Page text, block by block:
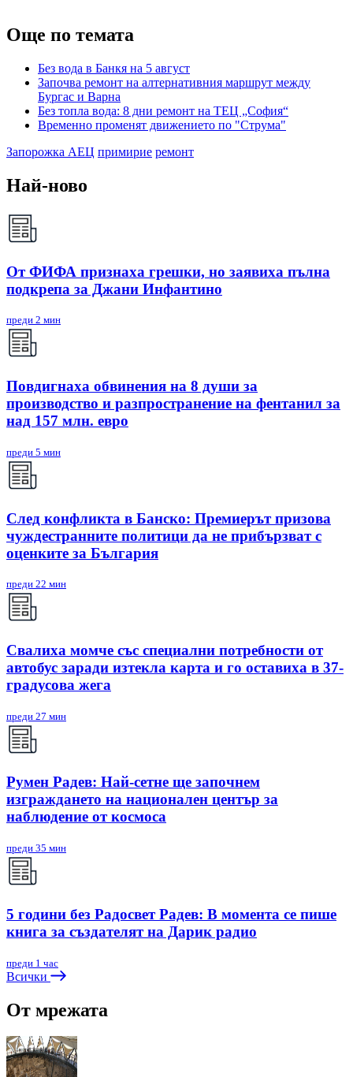
Още по темата
Без вода в Банкя на 5 август
Започва ремонт на алтернативния маршрут между
Бургас и Варна
Без топла вода: 8 дни ремонт на ТЕЦ „София“
Временно променят движението по "Струма"
Запорожка АЕЦ примирие ремонт
Най-ново
От ФИФА признаха грешки, но заявиха пълна
подкрепа за Джани Инфантино
преди 2 мин
Повдигнаха обвинения на 8 души за
производство и разпространение на фентанил за
над 157 млн. евро
преди 5 мин
След конфликта в Банско: Премиерът призова
чуждестранните политици да не прибързват с
оценките за България
преди 22 мин
Свалиха момче със специални потребности от
автобус заради изтекла карта и го оставиха в 37-
градусова жега
преди 27 мин
Румен Радев: Най-сетне ще започнем
изграждането на национален център за
наблюдение от космоса
преди 35 мин
5 години без Радосвет Радев: В момента се пише
книга за създателят на Дарик радио
преди 1 час
Всички
От мрежата